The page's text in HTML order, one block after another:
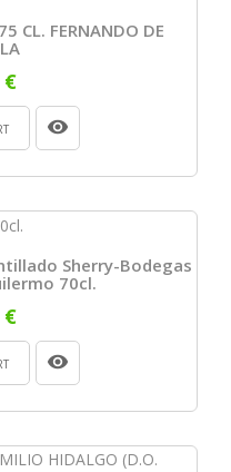
CL. FERNANDO DE
€
Sherry-Bodegas
70cl.
€